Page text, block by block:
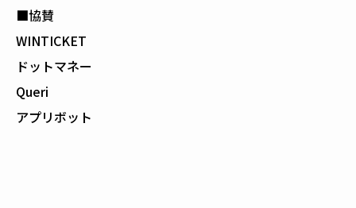
■協賛
WINTICKET
ドットマネー
Queri
アプリボット